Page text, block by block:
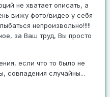
не хватает описать, а
вижу фото/видео у себя
непроизвольно!!!!!
за Ваш труд, Вы просто
если что то было не
совпадения случайны...